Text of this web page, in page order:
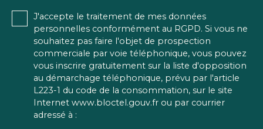
J'accepte le traitement de mes données
personnelles conformément au RGPD. Si vous ne
souhaitez pas faire l'objet de prospection
commerciale par voie téléphonique, vous pouvez
vous inscrire gratuitement sur la liste d'opposition
au démarchage téléphonique, prévu par l'article
L223-1 du code de la consommation, sur le site
Internet www.bloctel.gouv.fr ou par courrier
adressé à :